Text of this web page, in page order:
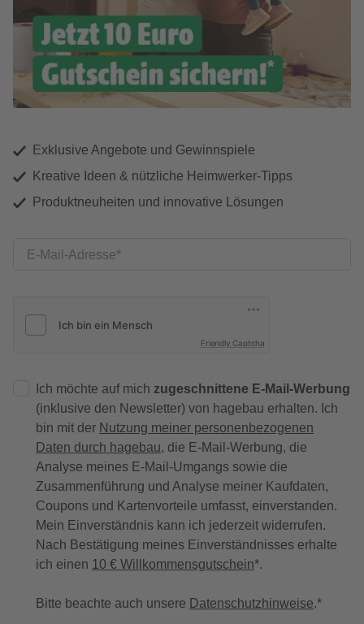
Exklusive Angebote und Gewinnspiele
Kreative Ideen & nützliche Heimwerker-Tipps
Produktneuheiten und innovative Lösungen
E-Mail-Adresse
Friendly Captcha
Ich möchte auf mich zugeschnittene E-Mail-Werbung
(inklusive den Newsletter) von hagebau erhalten. Ich
bin mit der Nutzung meiner personenbezogenen
Daten durch hagebau, die E-Mail-Werbung, die
Analyse meines E-Mail-Umgangs sowie die
Zusammenführung und Analyse meiner Kaufdaten,
Coupons und Kartenvorteile umfasst, einverstanden.
Mein Einverständnis kann ich jederzeit widerrufen.
Nach Bestätigung meines Einverständnisses erhalte
ich einen 10 € Willkommensgutschein*.
Bitte beachte auch unsere Datenschutzhinweise.